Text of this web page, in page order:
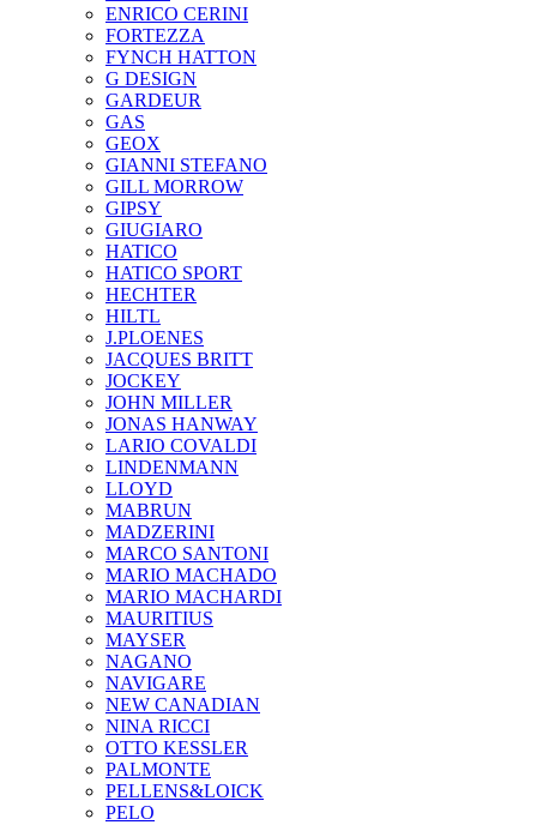
ENRICO CERINI
FORTEZZA
FYNCH HATTON
G DESIGN
GARDEUR
GAS
GEOX
GIANNI STEFANO
GILL MORROW
GIPSY
GIUGIARO
HATICO
HATICO SPORT
HECHTER
HILTL
J.PLOENES
JAСQUES BRITT
JOCKEY
JOHN MILLER
JONAS HANWAY
LARIO COVALDI
LINDENMANN
LLOYD
MABRUN
MADZERINI
MARCO SANTONI
MARIO MACHADO
MARIO MACHARDI
MAURITIUS
MAYSER
NAGANO
NAVIGARE
NEW CANADIAN
NINA RICCI
OTTO KESSLER
PALMONTE
PELLENS&LOICK
PELO